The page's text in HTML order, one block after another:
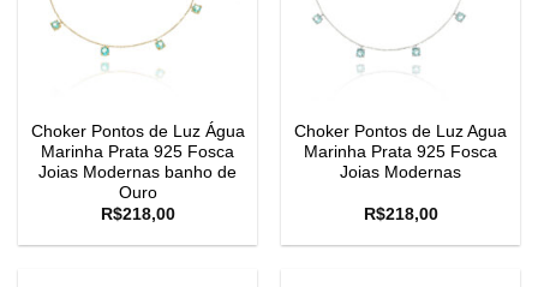
Choker Pontos de Luz Água
Marinha Prata 925 Fosca
Joias Modernas banho de
Ouro
R$218,00
Choker Pontos de Luz Agua
Marinha Prata 925 Fosca
Joias Modernas
R$218,00